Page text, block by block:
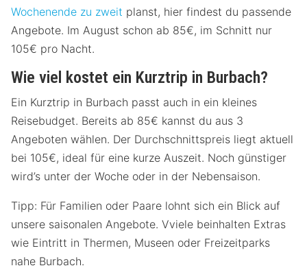
Wochenende zu zweit planst, hier findest du passende
Angebote. Im August schon ab 85€, im Schnitt nur
105€ pro Nacht.
Wie viel kostet ein Kurztrip in Burbach?
Ein Kurztrip in Burbach passt auch in ein kleines
Reisebudget. Bereits ab 85€ kannst du aus 3
Angeboten wählen. Der Durchschnittspreis liegt aktuell
bei 105€, ideal für eine kurze Auszeit. Noch günstiger
wird’s unter der Woche oder in der Nebensaison.
Tipp: Für Familien oder Paare lohnt sich ein Blick auf
unsere saisonalen Angebote. Vviele beinhalten Extras
wie Eintritt in Thermen, Museen oder Freizeitparks
nahe Burbach.